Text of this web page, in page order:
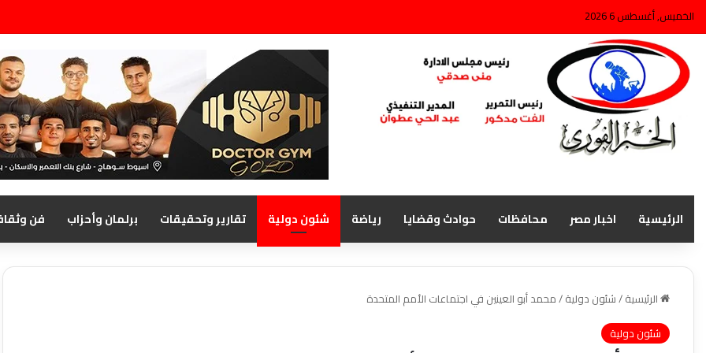
الخميس, أغسطس 6 2026
الرئيسية اخبار مصر محافظات حوادث وقضايا رياضة شئون دولية تقارير وتحقيقات برلمان وأحزاب فن
الرئيسية/شئون دولية/محمد أبو العينين في اجتماعات الأمم المتحدة
شئون دولية